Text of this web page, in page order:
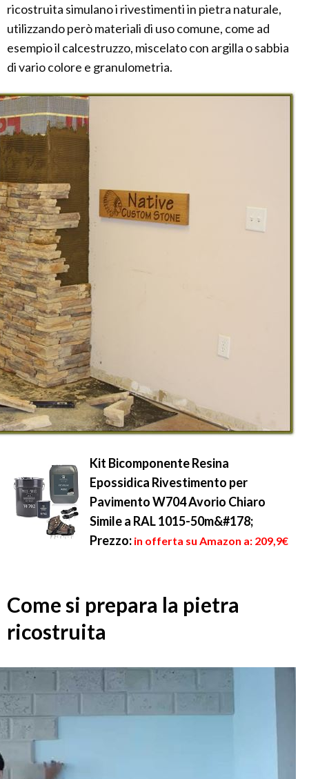
ricostruita simulano i rivestimenti in pietra naturale,
utilizzando però materiali di uso comune, come ad
esempio il calcestruzzo, miscelato con argilla o sabbia
di vario colore e granulometria.
Kit Bicomponente Resina
Epossidica Rivestimento per
Pavimento W704 Avorio Chiaro
Simile a RAL 1015-50m&#178;
Prezzo: in offerta su Amazon a: 209,9€
Come si prepara la pietra
ricostruita